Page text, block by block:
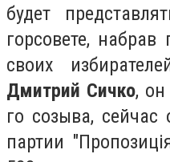
будет
горсовете,
своих
Дмитрий Сичко, он
го созыва, сейчас
партии